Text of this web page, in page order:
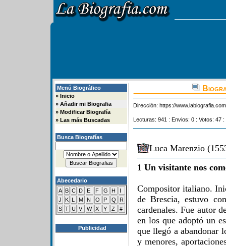
Menú Biográfico
» Inicio
» Añadir mi Biografia
» Modificar Biografía
» Las más Buscadas
Busca Biografías
Abecedario
A B C D E F G H
I
J
K L M N O P Q
R
S T U V W X Y Z #
Publicidad
Dirección: https://
Lecturas: 941 : Envios: 0 : Votos: 47
Luca Marenzio
1 Un visitante nos
Compositor italiano.
de Brescia, estuvo
cardenales. Fue autor
en los que adoptó un
que llegó a abandonar
y menores,